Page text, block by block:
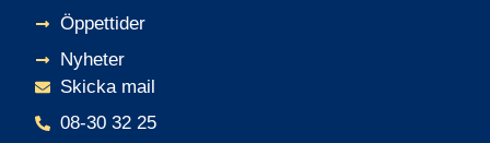
Öppettider
Nyheter
Skicka mail
08-30 32 25